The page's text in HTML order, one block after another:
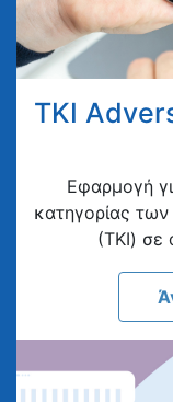
TKI
Eφαρμογή
κατηγορίας
(ΤΚΙ) σε